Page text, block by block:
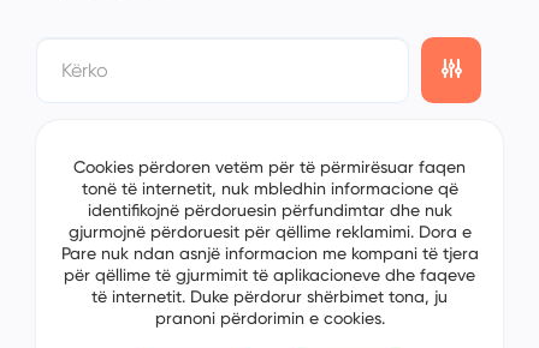
Cookies përdoren vetëm për të përmirësuar faqen
tonë të internetit, nuk mbledhin informacione që
identifikojnë përdoruesin përfundimtar dhe nuk
gjurmojnë përdoruesit për qëllime reklamimi. Dora e
Pare nuk ndan asnjë informacion me kompani të tjera
për qëllime të gjurmimit të aplikacioneve dhe faqeve
të internetit. Duke përdorur shërbimet tona, ju
pranoni përdorimin e cookies.